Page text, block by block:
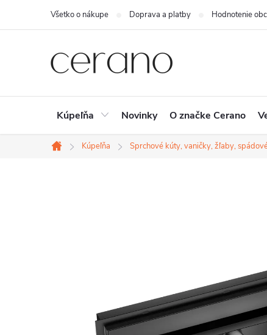
Všetko o nákupe Doprava a platby Hodnotenie
Kúpeľňa Novinky O značke Cerano
Domov
Kúpeľňa Sprchové kúty, vaničky, žľaby,